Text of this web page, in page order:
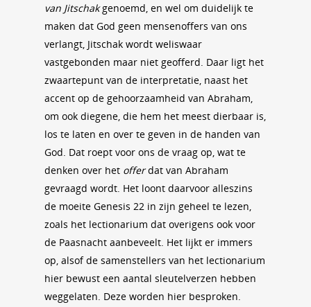
van Jitschakgenoemd, en wel om duidelijk te
maken dat God geen mensenoffers van ons
verlangt, Jitschak wordt weliswaar
vastgebonden maar niet geofferd. Daar ligt het
zwaartepunt van de interpretatie, naast het
accent op de gehoorzaamheid van Abraham,
om ook diegene, die hem het meest dierbaar is,
los te laten en over te geven in de handen van
God. Dat roept voor ons de vraag op, wat te
denken over het offerdat van Abraham
gevraagd wordt. Het loont daarvoor alleszins
de moeite Genesis 22 in zijn geheel te lezen,
zoals het lectionarium dat overigens ook voor
de Paasnacht aanbeveelt. Het lijkt er immers
op, alsof de samenstellers van het lectionarium
hier bewust een aantal sleutelverzen hebben
weggelaten. Deze worden hier besproken.